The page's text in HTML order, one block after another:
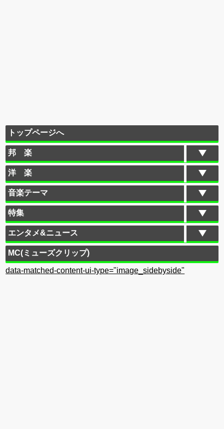
トップページへ
邦 楽
洋 楽
音楽テーマ
特集
エンタメ&ニュース
MC(ミューズクリップ)
data-matched-content-ui-type="image_sidebyside"